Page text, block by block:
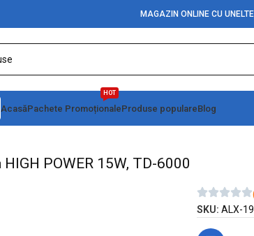
MAGAZIN ONLINE CU
AcasăPachete Promoționale
HOT
Produse populareBlog
de Mana
POWER 15W, TD-6000
SKU: ALX-